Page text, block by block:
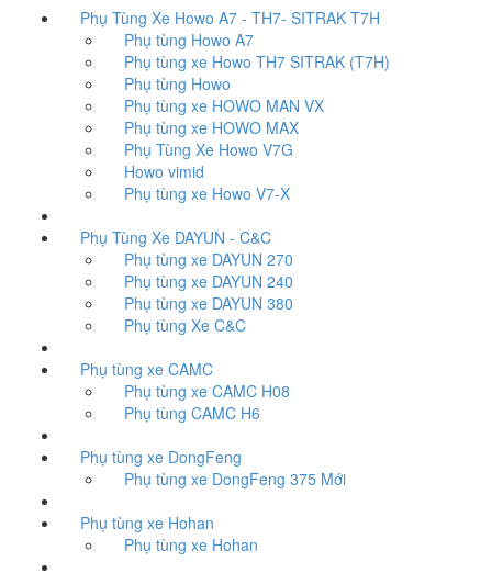
Phụ Tùng Xe Howo A7 - TH7- SITRAK T7H
Phụ tùng Howo A7
Phụ tùng xe Howo TH7 SITRAK (T7H)
Phụ tùng Howo
Phụ tùng xe HOWO MAN VX
Phụ tùng xe HOWO MAX
Phụ Tùng Xe Howo V7G
Howo vimid
Phụ tùng xe Howo V7-X
Phụ Tùng Xe DAYUN - C&C
Phụ tùng xe DAYUN 270
Phụ tùng xe DAYUN 240
Phụ tùng xe DAYUN 380
Phụ tùng Xe C&C
Phụ tùng xe CAMC
Phụ tùng xe CAMC H08
Phụ tùng CAMC H6
Phụ tùng xe DongFeng
Phụ tùng xe DongFeng 375 Mới
Phụ tùng xe Hohan
Phụ tùng xe Hohan